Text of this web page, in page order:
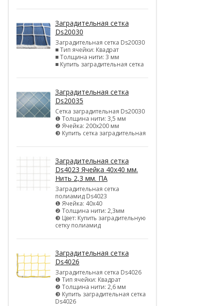
Заградительная сетка
Ds20030
Заградительная сетка Ds20030
■ Тип ячейки: Квадрат
■ Толщина нити: 3 мм
■ Купить заградительная сетка
Заградительная сетка
Ds20035
Сетка заградительная Ds20030
❶ Толщина нити: 3,5 мм
❷ Ячейка: 200х200 мм
❸ Купить сетка заградительная
Заградительная сетка
Ds4023 Ячейка 40х40 мм.
Нить 2,3 мм. ПА
Заградительная сетка
полиамид Ds4023
❶ Ячейка: 40х40
❷ Толщина нити: 2,3мм
❸ Цвет: Купить заградительную
сетку полиамид
Заградительная сетка
Ds4026
Заградительная сетка Ds4026
❶ Тип ячейки: Квадрат
❷ Толщина нити: 2,6 мм
❸ Купить заградительная сетка
Ds4026